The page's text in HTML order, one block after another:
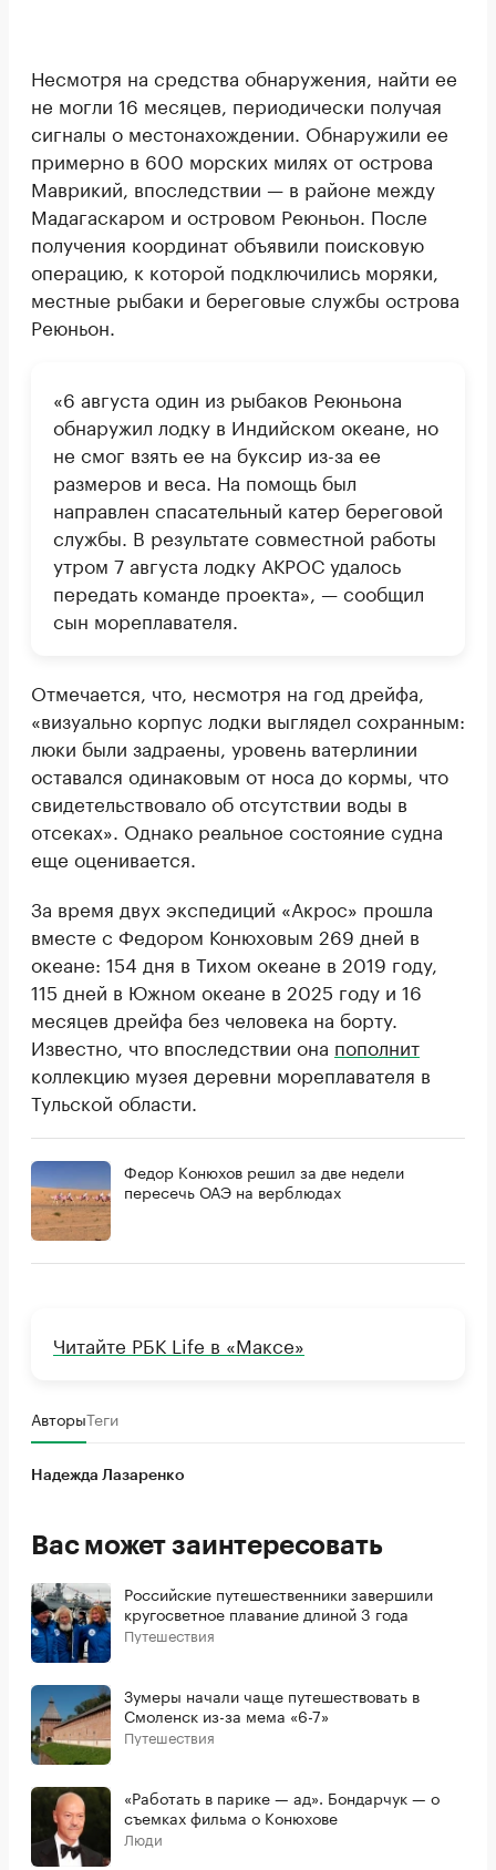
Несмотря на средства обнаружения, найти ее
не могли 16 месяцев, периодически получая
сигналы о местонахождении. Обнаружили ее
примерно в 600 морских милях от острова
Маврикий, впоследствии — в районе между
Мадагаскаром и островом Реюньон. После
получения координат объявили поисковую
операцию, к которой подключились моряки,
местные рыбаки и береговые службы острова
Реюньон.
«6 августа один из рыбаков Реюньона
обнаружил лодку в Индийском океане, но
не смог взять ее на буксир из-за ее
размеров и веса. На помощь был
направлен спасательный катер береговой
службы. В результате совместной работы
утром 7 августа лодку АКРОС удалось
передать команде проекта», — сообщил
сын мореплавателя.
Отмечается, что, несмотря на год дрейфа,
«визуально корпус лодки выглядел сохранным:
люки были задраены, уровень ватерлинии
оставался одинаковым от носа до кормы, что
свидетельствовало об отсутствии воды в
отсеках». Однако реальное состояние судна
еще оценивается.
За время двух экспедиций «Акрос» прошла
вместе с Федором Конюховым 269 дней в
океане: 154 дня в Тихом океане в 2019 году,
115 дней в Южном океане в 2025 году и 16
месяцев дрейфа без человека на борту.
Известно, что впоследствии она пополнит
коллекцию музея деревни мореплавателя в
Тульской области.
Федор Конюхов решил за две недели
пересечь ОАЭ на верблюдах
Читайте РБК Life в «Максе»
АвторыТеги
Надежда Лазаренко
Вас может заинтересовать
Российские путешественники завершили
кругосветное плавание длиной 3 года
Путешествия
Зумеры начали чаще путешествовать в
Смоленск из-за мема «6-7»
Путешествия
«Работать в парике — ад». Бондарчук — о
съемках фильма о Конюхове
Люди